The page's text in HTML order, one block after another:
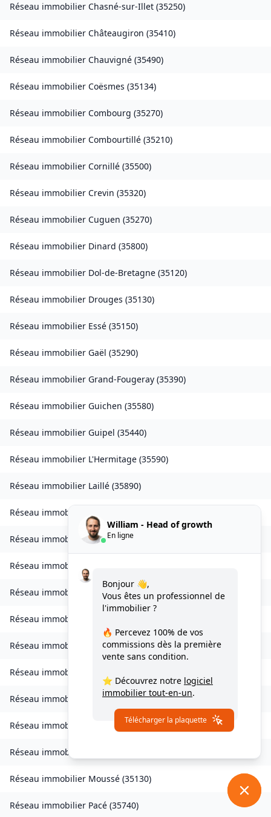
Réseau immobilier Chasné-sur-Illet (35250)
Réseau immobilier Châteaugiron (35410)
Réseau immobilier Chauvigné (35490)
Réseau immobilier Coësmes (35134)
Réseau immobilier Combourg (35270)
Réseau immobilier Combourtillé (35210)
Réseau immobilier Cornillé (35500)
Réseau immobilier Crevin (35320)
Réseau immobilier Cuguen (35270)
Réseau immobilier Dinard (35800)
Réseau immobilier Dol-de-Bretagne (35120)
Réseau immobilier Drouges (35130)
Réseau immobilier Essé (35150)
Réseau immobilier Gaël (35290)
Réseau immobilier Grand-Fougeray (35390)
Réseau immobilier Guichen (35580)
Réseau immobilier Guipel (35440)
Réseau immobilier L'Hermitage (35590)
Réseau immobilier Laillé (35890)
Réseau immobilier
Réseau immobilierLivré-sur-Changeon
Réseau immobilier
Réseau immobilier Longaulnay(35190)
Réseau immobilier
Réseau immobilier Louvigné-du-Désert( 35420)
Réseau immobilier
Réseau immobilier Maxent(35380)
Réseau immobilier Meillac 35270)
Réseau immobilier
Réseau immobilier Moussé (35130)
Réseau immobilier Pacé (35740)
William - Head of growth
En ligne
Bonjour 👋,
Vous êtes un professionnel de
l'immobilier ?
🔥 Percevez 100% de vos
commissions dès la première
vente sans condition.
⭐ Découvrez notre logiciel
immobilier tout-en-un.
Télécharger la plaquette